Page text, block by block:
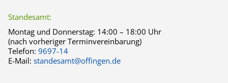
Standesamt:
Montag und Donnerstag: 14:00 – 18:00 Uhr
(nach vorheriger Terminvereinbarung)
Telefon: 9697-14
E-Mail: standesamt@offingen.de